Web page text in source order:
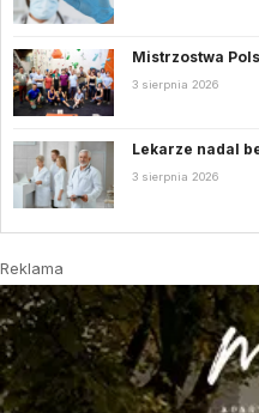
Mistrzostwa
3 sierpnia 2026
Lekarze nadal
3 sierpnia 2026
Reklama